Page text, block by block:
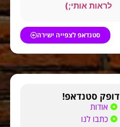
לראות אותי;)
סטנדאפ לצפייה ישירה
דופק סטנדאפ!
אודות
כתבו לנו